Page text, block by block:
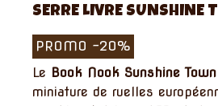
SERRE LIVRE SUNSHINE
PROMO -20%
Le Book Nook Sunshine Town
miniature de ruelles